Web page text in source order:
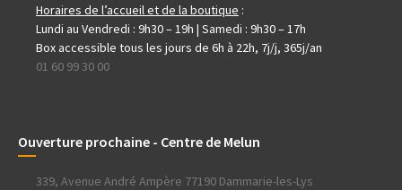
Horaires de l’accueil et de la boutique :
Lundi au Vendredi : 9h30 – 19h | Samedi : 9h30 – 17h
Box accessible tous les jours de 6h à 22h, 7j/j, 365j/an
01 60 99 30 00
Ouverture prochaine - Centre de Melun
339, Avenue André Ampère 77190 Dammarie-les-Lys